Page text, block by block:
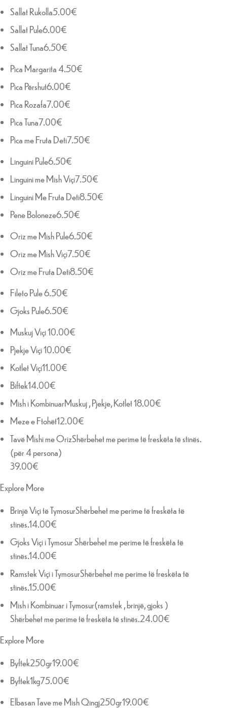
Sallat Rukolla5.00€
Sallat Pule6.00€
Sallat Tuna6.50€
Pica Margarita 4.50€
Pica Përshut6.00€
Pica Rozafa7.00€
Pica Tuna7.00€
Pica me Fruta Deti7.50€
Linguini Pule6.50€
Linguini me Mish Viçi7.50€
Linguini Me Fruta Deti8.50€
Pene Boloneze6.50€
Oriz me Mish Pule6.50€
Oriz me Mish Viçi7.50€
Oriz me Fruta Deti8.50€
Fileto Pule 6.50€
Gjoks Pule6.50€
Muskuj Viçi 10.00€
Pjekje Viçi 10.00€
Kotlet Viçi11.00€
Biftek14.00€
Mish i KombinuarMuskuj , Pjekje, Kotlet 18.00€
Meze e Ftohët12.00€
Tavë Mishi me OrizShërbehet me perime të freskëta të stinës.
(për 4 persona)
39.00€
Explore More
Brinjë Viçi të TymosurShërbehet me perime të freskëta të
stinës.14.00€
Gjoks Viçi i Tymosur Shërbehet me perime të freskëta të
stinës.14.00€
Ramstek Viçi i TymosurShërbehet me perime të freskëta të
stinës.15.00€
Mish i Kombinuar i Tymosur(ramstek , brinjë, gjoks )
Shërbehet me perime të freskëta të stinës.24.00€
Explore More
Byftek250gr19.00€
Byftek1kg75.00€
Elbasan Tave me Mish Qingj250gr19.00€